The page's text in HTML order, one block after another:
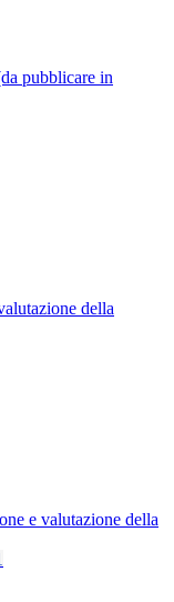
pubblicare in
della
e valutazione della